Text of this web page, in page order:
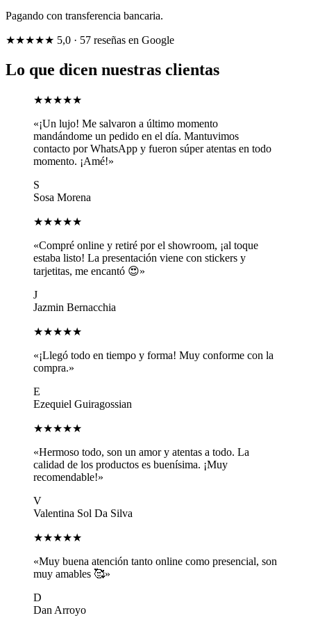
Pagando con transferencia bancaria.
★★★★★ 5,0 · 57 reseñas en Google
Lo que dicen nuestras clientas
★★★★★
«¡Un lujo! Me salvaron a último momento
mandándome un pedido en el día. Mantuvimos
contacto por WhatsApp y fueron súper atentas en todo
momento. ¡Amé!»
S
Sosa Morena
★★★★★
«Compré online y retiré por el showroom, ¡al toque
estaba listo! La presentación viene con stickers y
tarjetitas, me encantó 😍»
J
Jazmin Bernacchia
★★★★★
«¡Llegó todo en tiempo y forma! Muy conforme con la
compra.»
E
Ezequiel Guiragossian
★★★★★
«Hermoso todo, son un amor y atentas a todo. La
calidad de los productos es buenísima. ¡Muy
recomendable!»
V
Valentina Sol Da Silva
★★★★★
«Muy buena atención tanto online como presencial, son
muy amables 🥰»
D
Dan Arroyo